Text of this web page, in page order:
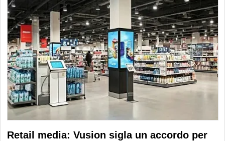
Retail media: Vusion sigla un accordo per